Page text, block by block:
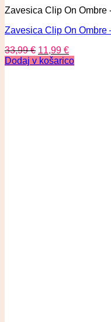
Zavesica Clip On Ombre
Zavesica Clip On Ombre
33,99€ 11,99 €
Dodaj v košarico